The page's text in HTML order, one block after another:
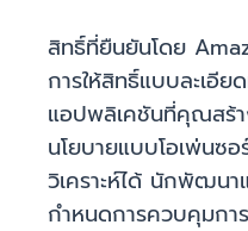
สิทธิ์ที่ยืนยันโดย
การให้สิทธิ์แบบละเอี
แอปพลิเคชันที่คุณสร้า
นโยบายแบบโอเพ่นซ
วิเคราะห์ได้ นักพัฒนา
กำหนดการควบคุมกา